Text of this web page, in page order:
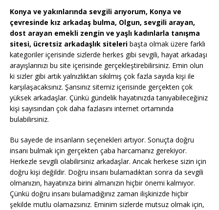
Konya ve yakınlarında sevgili arıyorum, Konya ve
çevresinde kız arkadaş bulma, Olgun, sevgili arayan,
dost arayan emekli zengin ve yaşlı kadınlarla tanışma
sitesi, ücretsiz arkadaşlık siteleri başta olmak üzere farklı
kategoriler içerisinde sizlerde herkes gibi sevgili, hayat arkadaşı
arayışlarınızı bu site içerisinde gerçekleştirebilirsiniz. Emin olun
ki sizler gibi artık yalnızlıktan sıkılmış çok fazla sayıda kişi ile
karşılaşacaksınız. Şansınız sitemiz içerisinde gerçekten çok
yüksek arkadaşlar. Çünkü gündelik hayatınızda tanıyabileceğiniz
kişi sayısından çok daha fazlasını internet ortamında
bulabilirsiniz.
Bu sayede de insanların seçenekleri artıyor. Sonuçta doğru
insanı bulmak için gerçekten çaba harcamanız gerekiyor.
Herkezle sevgili olabilirsiniz arkadaşlar. Ancak herkese sizin için
doğru kişi değildir. Doğru insanı bulamadıktan sonra da sevgili
olmanızın, hayatınıza birini almanızın hiçbir önemi kalmıyor.
Çünkü doğru insanı bulamadığınız zaman ilişkinizde hiçbir
şekilde mutlu olamazsınız. Eminim sizlerde mutsuz olmak için,